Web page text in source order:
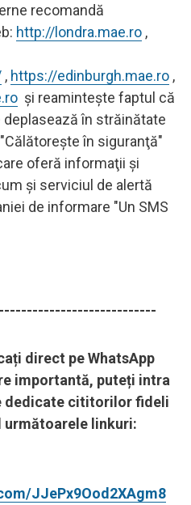
recomandă
http://londra.mae.ro ,
, https://edinburgh.mae.ro ,
şi reaminteşte faptul că
în străinătate
în siguranţă"
oferă informaţii şi
şi serviciul de alertă
de informare "Un SMS
direct pe WhatsApp
importantă, puteți intra
dedicate cititorilor fideli
următoarele linkuri:
JJePx9Ood2XAgm8